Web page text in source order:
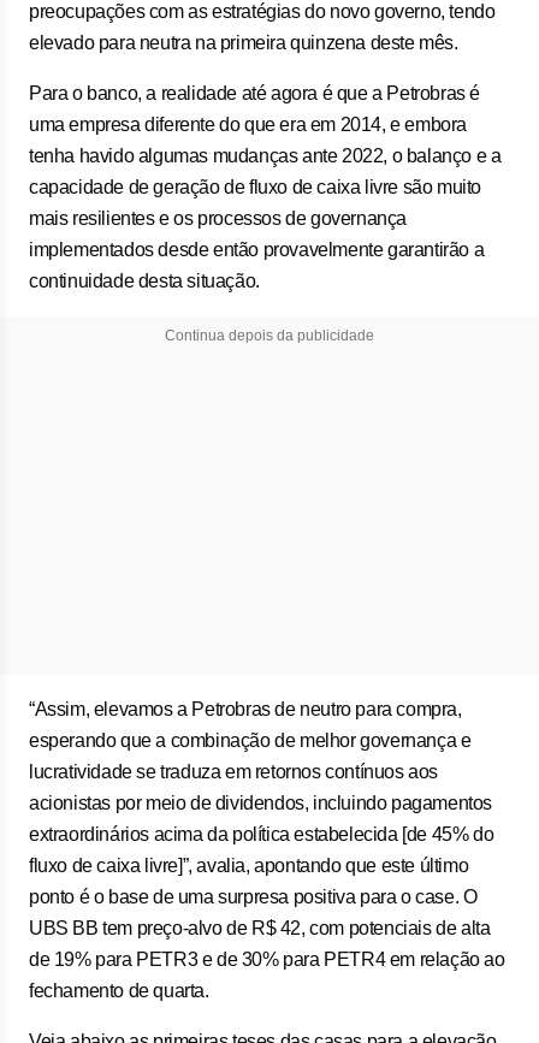
preocupações com as estratégias do novo governo, tendo
elevado para neutra na primeira quinzena deste mês.
Para o banco, a realidade até agora é que a Petrobras é
uma empresa diferente do que era em 2014, e embora
tenha havido algumas mudanças ante 2022, o balanço e a
capacidade de geração de fluxo de caixa livre são muito
mais resilientes e os processos de governança
implementados desde então provavelmente garantirão a
continuidade desta situação.
Continua depois da publicidade
“Assim, elevamos a Petrobras de neutro para compra,
esperando que a combinação de melhor governança e
lucratividade se traduza em retornos contínuos aos
acionistas por meio de dividendos, incluindo pagamentos
extraordinários acima da política estabelecida [de 45% do
fluxo de caixa livre]”, avalia, apontando que este último
ponto é o base de uma surpresa positiva para o case. O
UBS BB tem preço-alvo de R$ 42, com potenciais de alta
de 19% para PETR3 e de 30% para PETR4 em relação ao
fechamento de quarta.